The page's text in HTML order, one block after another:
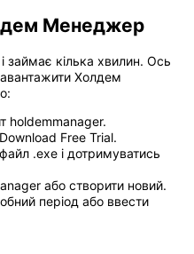
Менеджер
займає кілька хвилин. Ось
Холдем
holdemmanager.
Free Trial.
.exe і дотримуватись
або створити новий.
період або ввести